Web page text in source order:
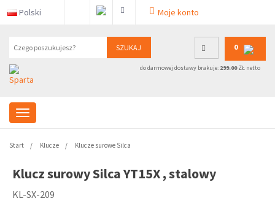
Polski Moje konto
SZUKAJ 0
do darmowej dostawy brakuje: 299.00ZŁ netto
Start Klucze Klucze surowe Silca
Klucz surowy Silca YT15X , stalowy
KL-SX-209